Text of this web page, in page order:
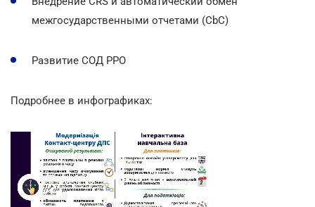
межгосударственными отчетами (CbC)
Развитие СОД РРО
Подробнее в инфографиках: